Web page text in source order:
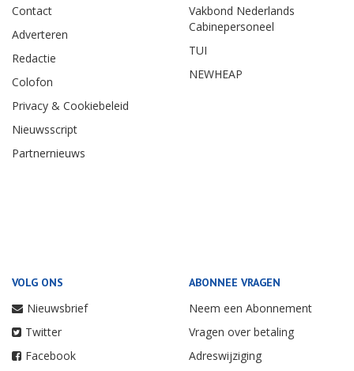
Contact
Adverteren
Redactie
Colofon
Privacy & Cookiebeleid
Nieuwsscript
Partnernieuws
Vakbond Nederlands
Cabinepersoneel
TUI
NEWHEAP
VOLG ONS
Nieuwsbrief
Twitter
Facebook
ABONNEE VRAGEN
Neem een Abonnement
Vragen over betaling
Adreswijziging